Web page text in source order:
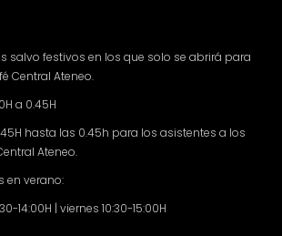
salvo festivos en los que solo se abrirá para
Central Ateneo.
a 0.45H
hasta las 0.45h para los asistentes a los
Ateneo.
en verano:
14:00H | viernes 10:30-15:00H